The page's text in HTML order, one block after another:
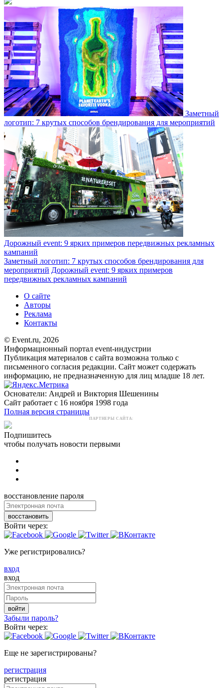
Заметный
логотип: 7 крутых способов брендирования для мероприятий
Дорожный event: 9 ярких примеров передвижных рекламных
кампаний
Заметный логотип: 7 крутых способов брендирования для
мероприятий Дорожный event: 9 ярких примеров
передвижных рекламных кампаний
О сайте
Авторы
Реклама
Контакты
© Event.ru, 2026
Информационный портал event-индустрии
Публикация материалов с сайта возможна только с
письменного согласия редакции. Сайт может содержать
информацию, не предназначенную для лиц младше 18 лет.
Основатели: Андрей и Виктория Шешенины
Сайт работает с 16 ноября 1998 года
Полная версия страницы
ПАРТНЕРЫ САЙТА:
Подпишитесь
чтобы получать новости первыми
восстановление пароля
восстановить
Войти через:
Уже регистрировались?
вход
вход
войти
Забыли пароль?
Войти через:
Еще не зарегистрированы?
регистрация
регистрация